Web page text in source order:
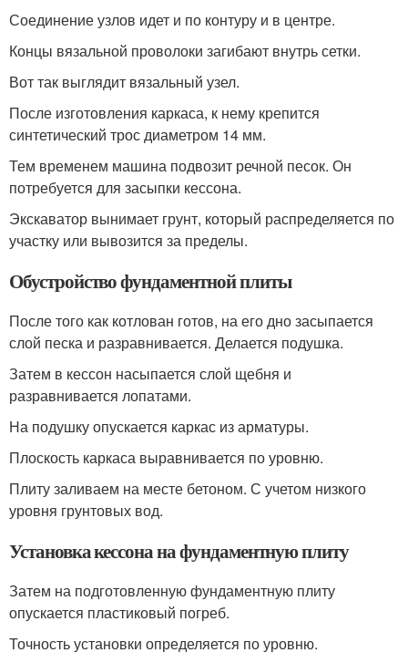
Соединение узлов идет и по контуру и в центре.
Концы вязальной проволоки загибают внутрь сетки.
Вот так выглядит вязальный узел.
После изготовления каркаса, к нему крепится
синтетический трос диаметром 14 мм.
Тем временем машина подвозит речной песок. Он
потребуется для засыпки кессона.
Экскаватор вынимает грунт, который распределяется по
участку или вывозится за пределы.
Обустройство фундаментной плиты
После того как котлован готов, на его дно засыпается
слой песка и разравнивается. Делается подушка.
Затем в кессон насыпается слой щебня и
разравнивается лопатами.
На подушку опускается каркас из арматуры.
Плоскость каркаса выравнивается по уровню.
Плиту заливаем на месте бетоном. С учетом низкого
уровня грунтовых вод.
Установка кессона на фундаментную плиту
Затем на подготовленную фундаментную плиту
опускается пластиковый погреб.
Точность установки определяется по уровню.